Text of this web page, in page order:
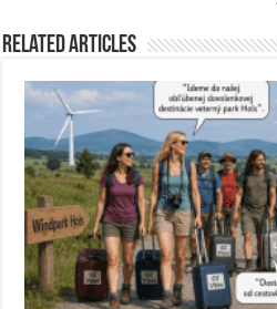
Related Articles